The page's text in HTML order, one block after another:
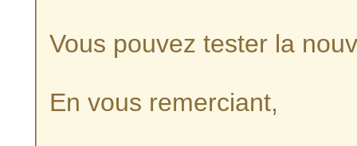
Vous pouvez tester la
En vous remerciant,